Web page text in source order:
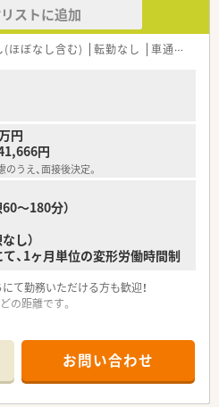
19時30分頃には退勤が可能で、プラ
と確保できる職場です。
理なく継続できます。
確保されており、お昼休みにはリラッ
ることができる環境です。
指導をメインとしつつ、施設への在宅
やりがいのある仕事です。
の配達を行っていますが、今後はさ
しており経験を積めます。
り扱っており、高い位置にある薬品棚
携わっていただきます。
ストに追加
(ほぼなし含む) 転勤なし 車通勤可
円
円
うえ、面接後決定。
～180分）
し）
、1ヶ月単位の変形労働時間制
て勤務いただける方も歓迎！
の距離です。
りたい方！
務が可能な方！
のために一生懸命になれる方！
お問い合わせ